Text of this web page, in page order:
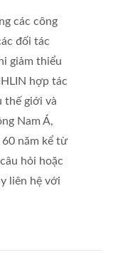
các công
đối tác
giảm thiểu
hợp tác
thế giới và
Nam Á,
60 năm kể từ
hỏi hoặc
liên hệ với